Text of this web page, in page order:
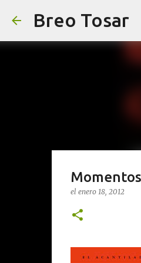
Breo Tosar
el enero 18, 2012